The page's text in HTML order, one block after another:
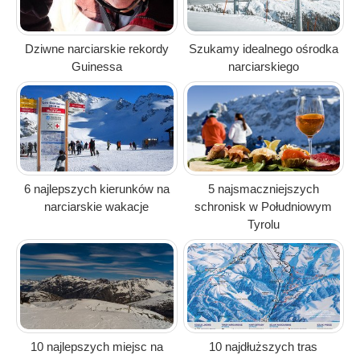
Dziwne narciarskie rekordy
Guinessa
Szukamy idealnego ośrodka
narciarskiego
6 najlepszych kierunków na
narciarskie wakacje
5 najsmaczniejszych
schronisk w Południowym
Tyrolu
10 najlepszych miejsc na
10 najdłuższych tras